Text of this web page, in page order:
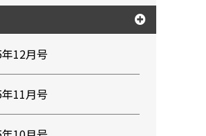
12月号
11月号